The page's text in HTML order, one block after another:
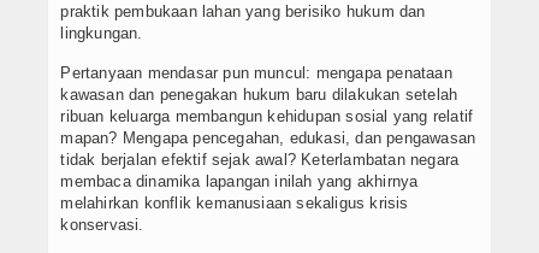
praktik pembukaan lahan yang berisiko hukum dan
lingkungan.
Pertanyaan mendasar pun muncul: mengapa penataan
kawasan dan penegakan hukum baru dilakukan setelah
ribuan keluarga membangun kehidupan sosial yang relatif
mapan? Mengapa pencegahan, edukasi, dan pengawasan
tidak berjalan efektif sejak awal? Keterlambatan negara
membaca dinamika lapangan inilah yang akhirnya
melahirkan konflik kemanusiaan sekaligus krisis
konservasi.